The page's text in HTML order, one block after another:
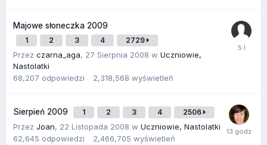
Majowe słoneczka 2009
1 2 3 4 2729
Przez czarna_aga, 27 Sierpnia 2008 w Uczniowie,
Nastolatki
68,207 odpowiedzi 2,318,568 wyświetleń
Sierpień 2009 1 2 3 4 2506
Przez Joan, 22 Listopada 2008 w Uczniowie, Nastolatki
62,645 odpowiedzi 2,466,705 wyświetleń